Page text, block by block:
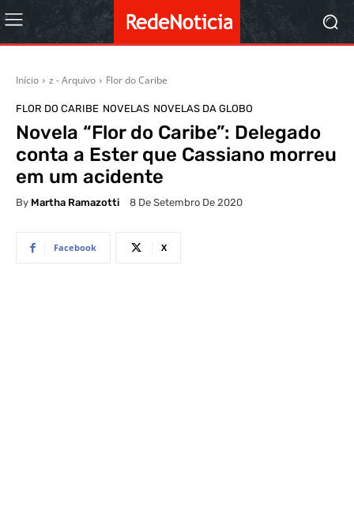
Início z - Arquivo Flor do Caribe
FLOR DO CARIBE NOVELAS NOVELAS DA GLOBO
Novela “Flor do Caribe”: Delegado
conta a Ester que Cassiano morreu
em um acidente
By Martha Ramazotti 8 De Setembro De 2020
Facebook X